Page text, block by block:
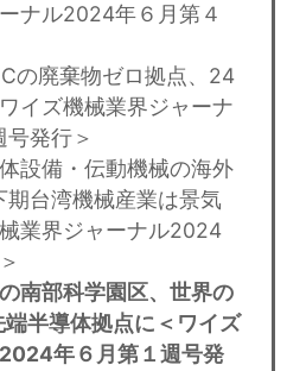
ナル2024年６月第４
の廃棄物ゼロ拠点、24
イズ機械業界ジャーナ
発行＞
設備・伝動機械の海外
台湾機械産業は景気
業界ジャーナル2024
南部科学園区、世界の
半導体拠点に＜ワイズ
年６月第１週号発